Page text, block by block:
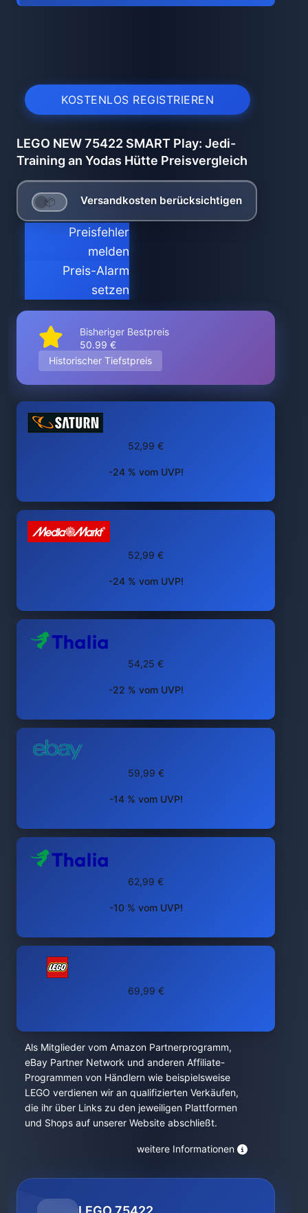
KOSTENLOS REGISTRIEREN
LEGO NEW 75422 SMART Play: Jedi-
Training an Yodas Hütte Preisvergleich
Versandkosten berücksichtigen
Preisfehler
melden
Preis-Alarm
setzen
Bisheriger Bestpreis
50.99 €
Historischer Tiefstpreis
52,99 €
-24 % vom UVP!
52,99 €
-24 % vom UVP!
54,25 €
-22 % vom UVP!
59,99 €
-14 % vom UVP!
62,99 €
-10 % vom UVP!
69,99 €
Als Mitglieder vom Amazon Partnerprogramm,
eBay Partner Network und anderen Affiliate-
Programmen von Händlern wie beispielsweise
LEGO verdienen wir an qualifizierten Verkäufen,
die ihr über Links zu den jeweiligen Plattformen
und Shops auf unserer Website abschließt.
weitere Informationen